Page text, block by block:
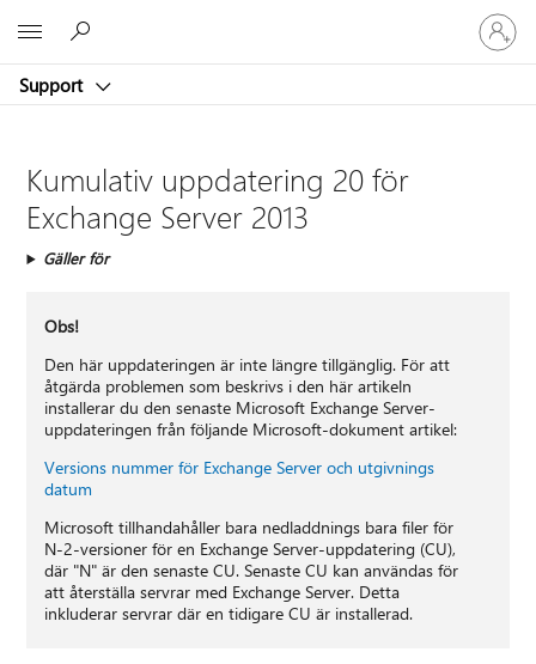
Support
Logga
in
på
konto
Kumulativ uppdatering 20 för
Exchange Server 2013
Gäller för
Obs!
Den här uppdateringen är inte längre tillgänglig. För att
åtgärda problemen som beskrivs i den här artikeln
installerar du den senaste Microsoft Exchange Server-
uppdateringen från följande Microsoft-dokument artikel:
Versions nummer för Exchange Server och utgivnings
datum
Microsoft tillhandahåller bara nedladdnings bara filer för
N-2-versioner för en Exchange Server-uppdatering (CU),
där "N" är den senaste CU. Senaste CU kan användas för
att återställa servrar med Exchange Server. Detta
inkluderar servrar där en tidigare CU är installerad.